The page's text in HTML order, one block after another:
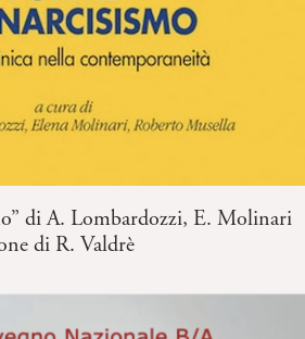
di A. Lombardozzi, E. Molinari
di R. Valdrè